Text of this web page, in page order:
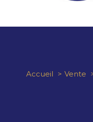
Accueil Vente